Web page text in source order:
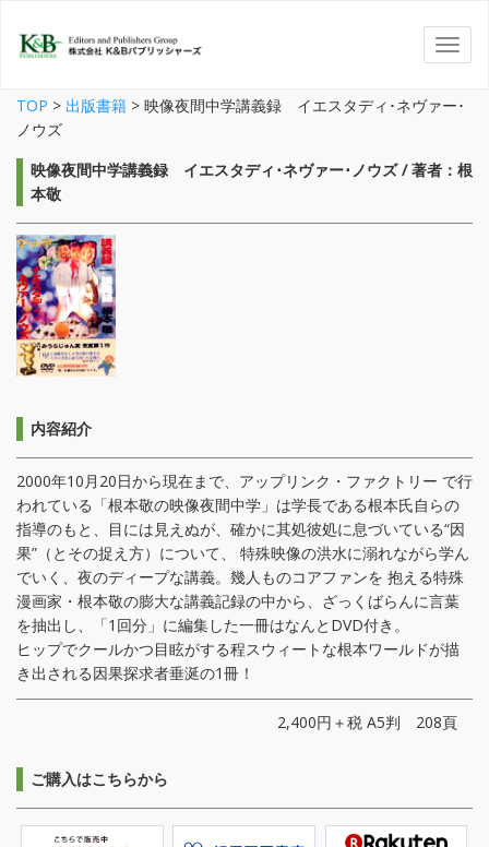
TOP > 出版書籍 > 映像夜間中学講義録 イエスタディ･ネヴァー･
ノウズ
映像夜間中学講義録 イエスタディ･ネヴァー･ノウズ / 著者：根
本敬
内容紹介
2000年10月20日から現在まで、アップリンク・ファクトリー で行
われている「根本敬の映像夜間中学」は学長である根本氏自らの
指導のもと、目には見えぬが、確かに其処彼処に息づいている“因
果”（とその捉え方）について、 特殊映像の洪水に溺れながら学ん
でいく、夜のディープな講義。幾人ものコアファンを 抱える特殊
漫画家・根本敬の膨大な講義記録の中から、ざっくばらんに言葉
を抽出し、「1回分」に編集した一冊はなんとDVD付き。
ヒップでクールかつ目眩がする程スウィートな根本ワールドが描
き出される因果探求者垂涎の1冊！
2,400円＋税 A5判 208頁
ご購入はこちらから